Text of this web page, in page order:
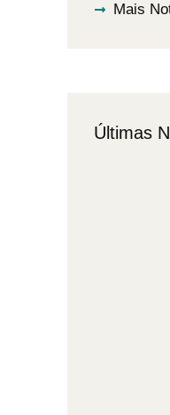
Mais
Últimas